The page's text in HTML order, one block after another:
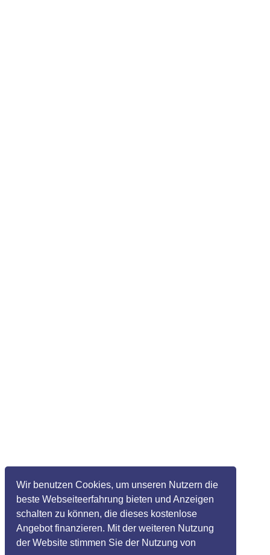
Wir benutzen Cookies, um unseren Nutzern die
beste Webseiteerfahrung bieten und Anzeigen
schalten zu können, die dieses kostenlose
Angebot finanzieren. Mit der weiteren Nutzung
der Website stimmen Sie der Nutzung von